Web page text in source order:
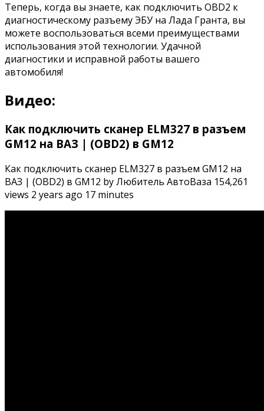
Теперь, когда вы знаете, как подключить OBD2 к
диагностическому разъему ЭБУ на Лада Гранта, вы
можете воспользоваться всеми преимуществами
использования этой технологии. Удачной
диагностики и исправной работы вашего
автомобиля!
Видео:
Как подключить сканер ELM327 в разъем
GM12 на ВАЗ | (OBD2) в GM12
Как подключить сканер ELM327 в разъем GM12 на
ВАЗ | (OBD2) в GM12 by Любитель АвтоВаза 154,261
views 2 years ago 17 minutes